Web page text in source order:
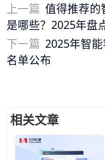
上一篇 值得推荐的
是哪些？2025年盘
下一篇 2025年智
名单公布​
相关文章